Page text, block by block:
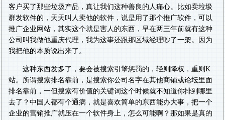
客户买了那些垃圾产品，真让我们这种善良的人痛心。比如卖垃圾
群发软件的，天天叫人卖他的软件，说是用了那个推广软件，可以
推广企业网站，其实这个就是害人的东西，早在两三年前就有这种
公司叫我做他重庆代理，我为这事还跟那区域经理吵了一架。因为
我把他的本质说出来了。
这种东西发多了，要会被搜索引擎惩罚的，轻则降权，重则K
站。所谓搜索排名靠前，是搜索你公司名字在其他商铺或论坛里面
排名靠前，一但搜索有价值的关键词这个时候就不知道你排到哪里
去了？中国人都有个通病，就是喜欢简单的东西能办大事，把一个
企业的营销推广就压在一个软件身上，怎么可能啊？那如果是真的